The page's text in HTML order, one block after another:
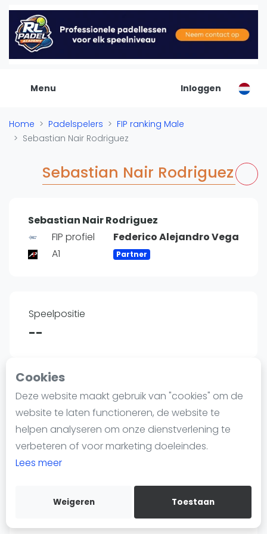
Cookies
Deze website maakt gebruik van "cookies" om de
website te laten functioneren, de website te
helpen analyseren om onze dienstverlening te
verbeteren of voor marketing doeleindes.
Lees meer
Weigeren Toestaan
Menu
De Padel Gids
Alle padel locaties
Padelwinkels
Organisatie
Banenbouwers
Overige categorien
Padelscholen
Laatste updates
Padel
Forum
Padelgear
Informatie
Over ons
Contact
Adverteren
Insights
WhatsApp
Join WhatsApp Community
Inloggen
Home Padelspelers
FIP ranking Male
Sebastian Nair Rodriguez
Sebastian Nair Rodriguez
Sebastian Nair Rodriguez
FIP profiel
A1
Federico Alejandro Vega
Partner
Speelpositie
--
Land
Paraguay
Lengte